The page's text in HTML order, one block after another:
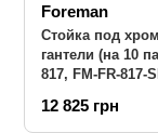
Foreman
Стойка под
гантели (на 10
817, FM-FR-817-
12 825 грн